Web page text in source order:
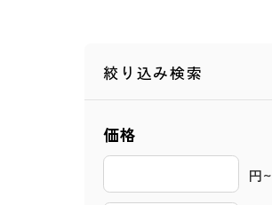
絞り込み検索
価格
円~